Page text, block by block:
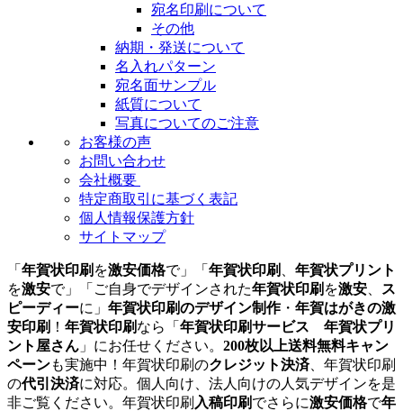
宛名印刷について
その他
納期・発送について
名入れパターン
宛名面サンプル
紙質について
写真についてのご注意
お客様の声
お問い合わせ
会社概要
特定商取引に基づく表記
個人情報保護方針
サイトマップ
「 年賀状印刷 を激安価格で」「 年賀状印刷
年賀状プリント
を激安で」「ご自身でデザインされた年賀状印刷 を激安
ス
ピーディーに」 年賀状印刷のデザイン制作・ 年賀はがきの激
安印刷 ！ 年賀状印刷 なら「 年賀状印刷サービス 年賀状プリ
ント屋さん 」にお任せください。 200枚以上送料無料キャン
ペーンも実施中！年賀状印刷のクレジット決済、年賀状印刷
の代引決済に対応。個人向け、法人向けの人気デザインを是
非ご覧ください。年賀状印刷 入稿印刷 でさらに激安価格で年